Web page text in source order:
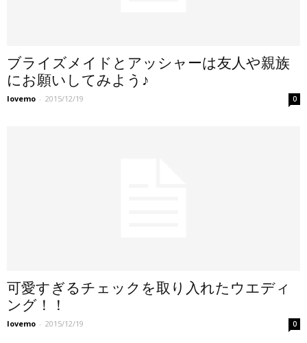
ブライズメイドとアッシャーは友人や親族
にお願いしてみよう♪
lovemo - 2015/12/19 0
可愛すぎるチェックを取り入れたウエディ
ング！！
lovemo - 2015/12/19 0